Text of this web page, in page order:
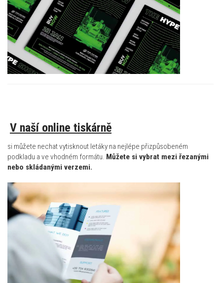
V naší online tiskárně
si můžete nechat vytisknout letáky na nejlépe přizpůsobeném
podkladu a ve vhodném formátu. Můžete si vybrat mezi řezanými
nebo skládanými verzemi.